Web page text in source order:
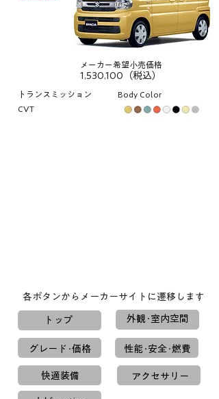
メーカー希望小売価格
1,530,100（税込）
トランスミッション
CVT
Body Color
各ボタンからメーカーサイトに遷移します
トップ
グレード･価格 性能･安全･燃費
快適装備 アクセサリー
外観･室内空間